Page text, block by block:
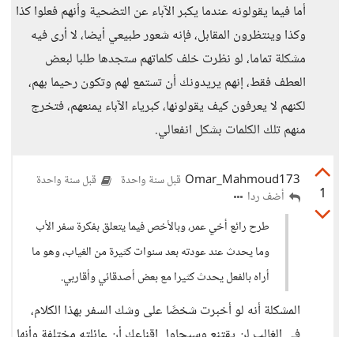
أما فيما يقولونه عندما يكبر الآباء عن التضحية وأنهم فعلوا كذا
وكذا وينتظرون المقابل، فإنه شعور طبيعي أيضا، لا أرى فيه
مشكلة تماما، لو نظرت خلف كلماتهم ستجدها طلبا لبعض
العطف فقط، إنهم يريدونك أن تستمع لهم وتكون رحيما بهم،
لكنهم لا يعرفون كيف يقولونها، كبرياء الآباء يمنعهم، فتخرج
منهم تلك الكلمات بشكل انفعالي.
1
Omar_Mahmoud173 قبل سنة واحدة قبل سنة واحدة
أضف ردا
طرح رائع أخي عمر، وبالأخص فيما يتعلق بفكرة سفر الأب
وما يحدث عند عودته بعد سنوات كثيرة من الغياب، وهو ما
أراه بالفعل يحدث كثيرا مع بعض أصدقائي وأقاربي.
المشكلة أنه لو أخبرت شخصًا على وشك السفر بهذا الكلام،